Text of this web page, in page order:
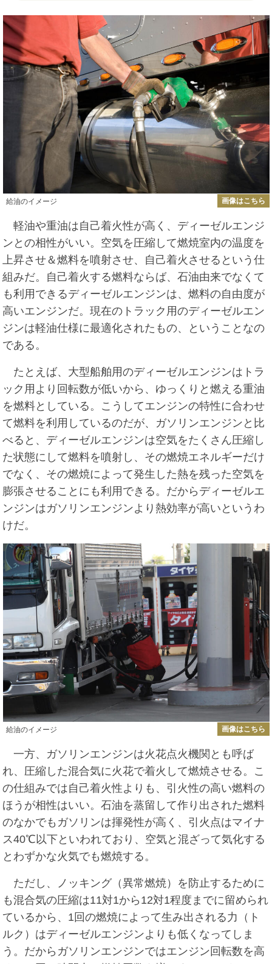
給油のイメージ 画像はこちら
軽油や重油は自己着火性が高く、ディーゼルエンジ
ンとの相性がいい。空気を圧縮して燃焼室内の温度を
上昇させ＆燃料を噴射させ、自己着火させるという仕
組みだ。自己着火する燃料ならば、石油由来でなくて
も利用できるディーゼルエンジンは、燃料の自由度が
高いエンジンだ。現在のトラック用のディーゼルエン
ジンは軽油仕様に最適化されたもの、ということなの
である。
たとえば、大型船舶用のディーゼルエンジンはトラ
ック用より回転数が低いから、ゆっくりと燃える重油
を燃料としている。こうしてエンジンの特性に合わせ
て燃料を利用しているのだが、ガソリンエンジンと比
べると、ディーゼルエンジンは空気をたくさん圧縮し
た状態にして燃料を噴射し、その燃焼エネルギーだけ
でなく、その燃焼によって発生した熱を残った空気を
膨張させることにも利用できる。だからディーゼルエ
ンジンはガソリンエンジンより熱効率が高いというわ
けだ。
給油のイメージ 画像はこちら
一方、ガソリンエンジンは火花点火機関とも呼ば
れ、圧縮した混合気に火花で着火して燃焼させる。こ
の仕組みでは自己着火性よりも、引火性の高い燃料の
ほうが相性はいい。石油を蒸留して作り出された燃料
のなかでもガソリンは揮発性が高く、引火点はマイナ
ス40℃以下といわれており、空気と混ざって気化する
とわずかな火気でも燃焼する。
ただし、ノッキング（異常燃焼）を防止するために
も混合気の圧縮は11対1から12対1程度までに留められ
ているから、1回の燃焼によって生み出される力（ト
ルク）はディーゼルエンジンよりも低くなってしま
う。だからガソリンエンジンではエンジン回転数を高